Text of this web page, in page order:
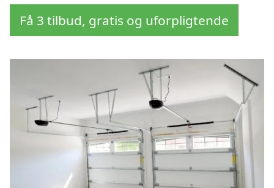
Få 3 tilbud, gratis og uforpligtende